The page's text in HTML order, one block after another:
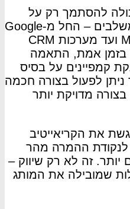
להסתמך רק על
אינטואיציה. הכלים שאנו משלבים – החל מ-Google
AI, דרך Meta Performance ועד מערכות CRM
בזמן אמת, התאמה
קמפיינים על בסיס
לפעול בצורה חכמה
מדויקת יותר
את הקריאייטיב
ההמרה מהר
יותר. זה לא רק שיווק –
שמובילה את המותג